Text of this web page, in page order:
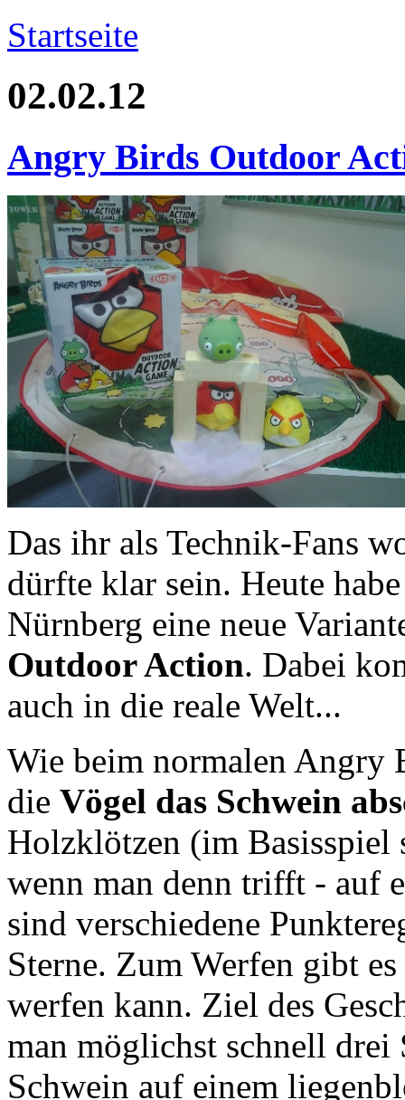
Startseite
02.02.12
Angry Birds Outdoor
Das ihr als Technik-Fans
dürfte klar sein. Heute
Nürnberg eine neue
Outdoor Action. Dabei
auch in die reale Welt...
Wie beim normalen Angry
die Vögel das Schwein
Holzklötzen (im
wenn man denn trifft - auf
sind verschiedene
Sterne. Zum Werfen gibt
werfen kann. Ziel des
man möglichst schnell drei
Schwein auf einem